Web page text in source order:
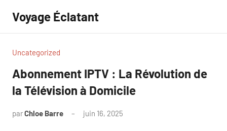
contenu
Voyage Éclatant
Uncategorized
Abonnement IPTV : La Révolution de
la Télévision à Domicile
parChloe Barre juin 16, 2025